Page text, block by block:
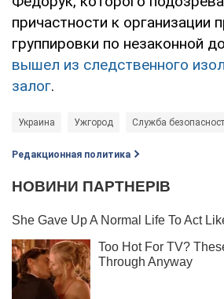
причастности к организации
группировки по незаконной
вышел из следственного
залог.
Украина Ужгород Служба
Редакционная политика